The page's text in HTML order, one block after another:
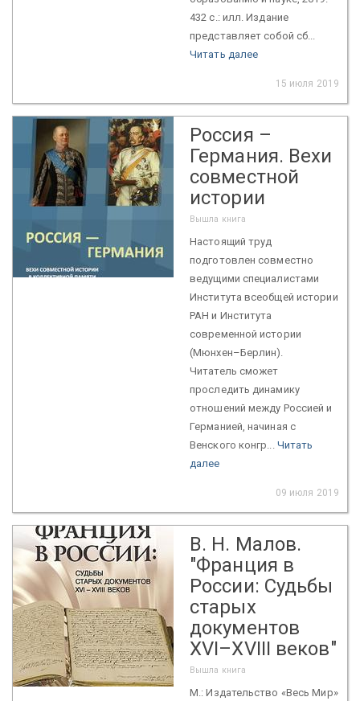
432 с.: илл. Издание
представляет собой сб...
Читать далее
15 июля 2019
Россия –
Германия. Вехи
совместной
истории
Вышла книга
Настоящий труд
подготовлен совместно
ведущими специалистами
Института всеобщей истории
РАН и Института
современной истории
(Мюнхен–Берлин).
Читатель сможет
проследить динамику
отношений между Россией и
Германией, начиная с
Венского конгр... Читать
далее
09 июля 2019
В. Н. Малов.
"Франция в
России: Судьбы
старых
документов
XVI–XVIII веков"
Вышла книга
М.: Издательство «Весь Мир»